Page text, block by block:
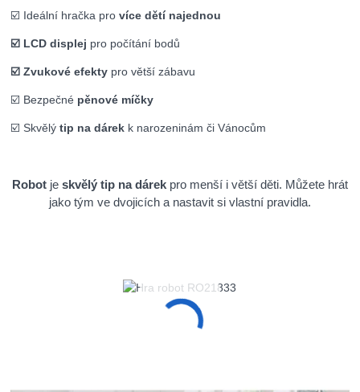
☑️ Ideální hračka províce dětí najednou
☑️ LCD displej pro počítání bodů
☑️ Zvukové efekty pro větší zábavu
☑️ Bezpečné pěnové míčky
☑️ Skvělýtip na dárek k narozeninám či Vánocům
Robotje skvělý tip na dárekpro menší i větší děti. Můžete hrát
jako tým ve dvojicích a nastavit si vlastní pravidla.